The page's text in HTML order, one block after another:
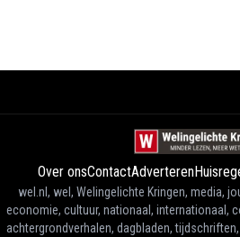
Over onsContactAdverteren
wel.nl, wel, Welingelichte Kringen, media,
economie, cultuur, nationaal, internationaal,
achtergrondverhalen, dagbladen,